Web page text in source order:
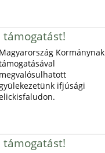
támogatást!
Magyarország Kormánynak
megvalósulhatott
ifjúsági
támogatást!